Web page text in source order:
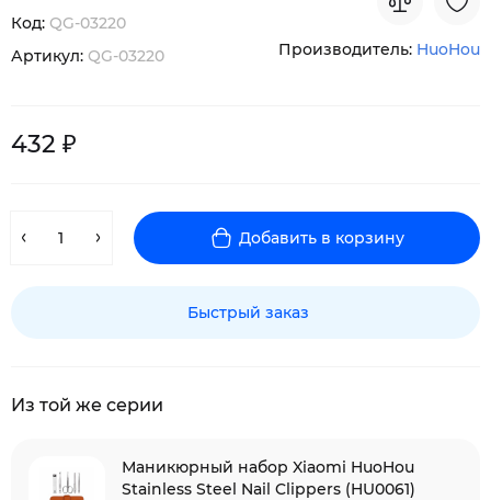
Код: QG-03220
Артикул: QG-03220 Производитель: HuoHou
432 ₽
Добавить в корзину
Быстрый заказ
Из той же серии
Маникюрный набор Xiaomi HuoHou
Stainless Steel Nail Clippers (HU0061)